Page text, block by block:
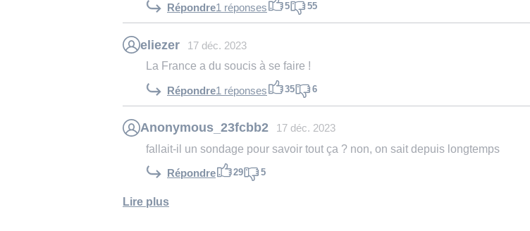
Répondre1 réponses 5 55
eliezer 17 déc. 2023
La France a du soucis à se faire !
Répondre1 réponses 35 6
Anonymous_23fcbb2 17 déc. 2023
fallait-il un sondage pour savoir tout ça ? non, on sait depuis longtemps
Répondre 29 5
Lire plus